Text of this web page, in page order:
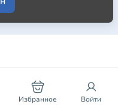
Избранное Войти